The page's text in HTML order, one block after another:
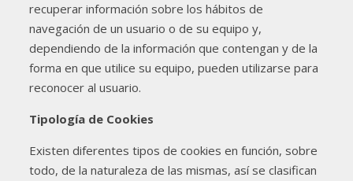
recuperar información sobre los hábitos de
navegación de un usuario o de su equipo y,
dependiendo de la información que contengan y de la
forma en que utilice su equipo, pueden utilizarse para
reconocer al usuario.
Tipología de Cookies
Existen diferentes tipos de cookies en función, sobre
todo, de la naturaleza de las mismas, así se clasifican